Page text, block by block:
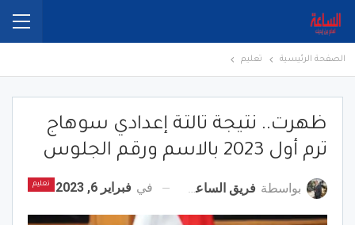
الصفحة الرئيسية تعليم
ظهرت.. نتيجة تالتة إعدادي سوهاج
ترم أول 2023 بالاسم ورقم الجلوس
تعليم بواسطة فريق الساعة برس في فبراير 6, 2023